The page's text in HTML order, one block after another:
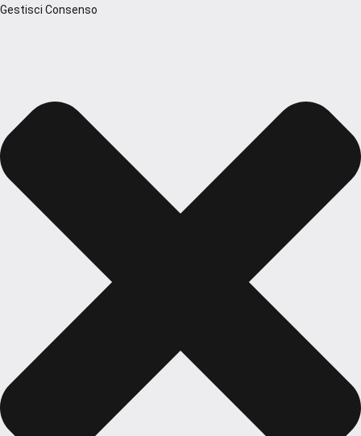
Gestisci Consenso